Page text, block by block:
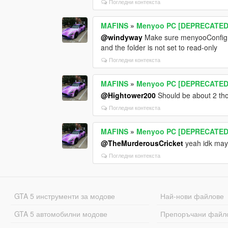
Погледни контекста
MAFINS » Menyoo PC
@windyway Make sure
and the folder is not set to read-only
Погледни контекста
MAFINS » Menyoo PC
@Hightower200 Should be about 2
Погледни контекста
MAFINS » Menyoo PC
@TheMurderousCricket yeah idk
Погледни контекста
GTA 5 инструменти за модове
GTA 5 автомобилни модове
Най-нови файлове
Препоръчани